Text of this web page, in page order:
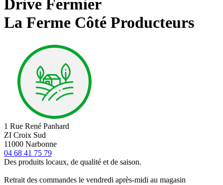
Drive Fermier
La Ferme Côté Producteurs
1 Rue René Panhard
ZI Croix Sud
11000 Narbonne
04 68 41 75 79
Des produits locaux, de qualité et de saison.
Retrait des commandes le vendredi après-midi au magasin